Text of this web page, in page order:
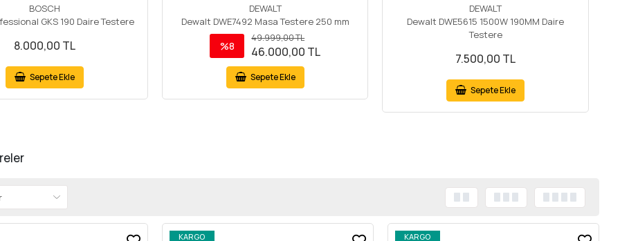
BOSCH
GKS 190 Daire Testere
8.000,00 TL
Sepete Ekle
DEWALT
Dewalt DWE7492 Masa Testere 250 mm
%8
49.999,00 TL
46.000,00 TL
Sepete Ekle
DEWALT
Dewalt DWE5615 1500W 190MM Daire
Testere
7.500,00 TL
Sepete Ekle
KARGO KARGO